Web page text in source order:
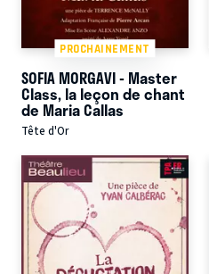
PROCHAINEMENT
SOFIA MORGAVI - Master
Class, la leçon de chant
de Maria Callas
Tête d'Or